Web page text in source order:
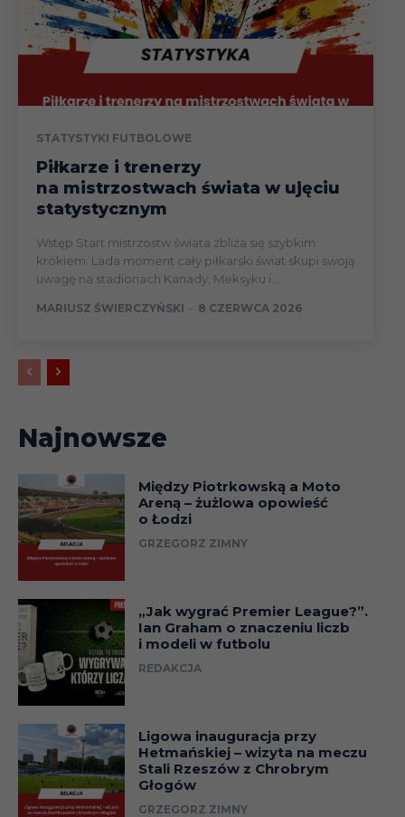
STATYSTYKI FUTBOLOWE
Piłkarze i trenerzy
na mistrzostwach świata w ujęciu
statystycznym
Wstęp Start mistrzostw świata zbliża się szybkim
krokiem. Lada moment cały piłkarski świat skupi swoją
uwagę na stadionach Kanady, Meksyku i...
MARIUSZ ŚWIERCZYŃSKI - 8 CZERWCA 2026
Najnowsze
Między Piotrkowską a Moto
Areną – żużlowa opowieść
o Łodzi
GRZEGORZ ZIMNY
„Jak wygrać Premier League?”.
Ian Graham o znaczeniu liczb
i modeli w futbolu
REDAKCJA
Ligowa inauguracja przy
Hetmańskiej – wizyta na meczu
Stali Rzeszów z Chrobrym
Głogów
GRZEGORZ ZIMNY